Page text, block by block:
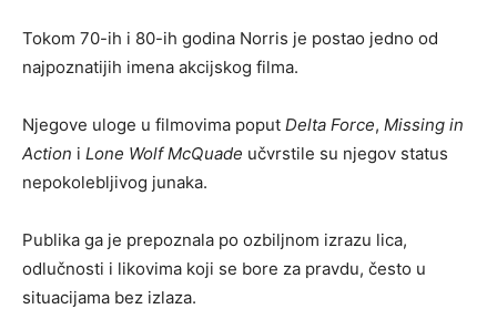
Tokom 70-ih i 80-ih godina Norris je postao jedno od
najpoznatijih imena akcijskog filma.
Njegove uloge u filmovima poput Delta Force, Missing in
Action i Lone Wolf McQuade učvrstile su njegov status
nepokolebljivog junaka.
Publika ga je prepoznala po ozbiljnom izrazu lica,
odlučnosti i likovima koji se bore za pravdu, često u
situacijama bez izlaza.